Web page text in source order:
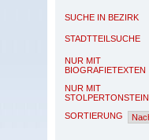
SUCHE IN BEZIRK
STADTTEILSUCHE
NUR MIT
BIOGRAFIETEXTEN
NUR MIT
STOLPERTONSTEIN
SORTIERUNG